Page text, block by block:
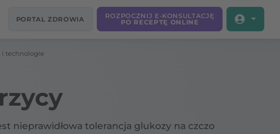
PORTAL ZDROWIA
ROZPOCZNIJ E-KONSULTACJĘ
PO RECEPTĘ ONLINE
i technologie
nieprawidłowa tolerancja glukozy na czczo